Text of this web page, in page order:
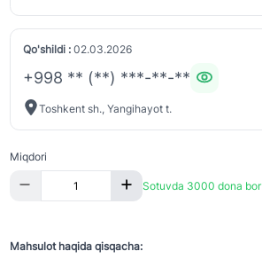
Qo'shildi :02.03.2026
+998 ** (**) ***-**-**
Toshkent sh., Yangihayot t.
Miqdori
Sotuvda 3000 dona bor
Mahsulot haqida qisqacha: